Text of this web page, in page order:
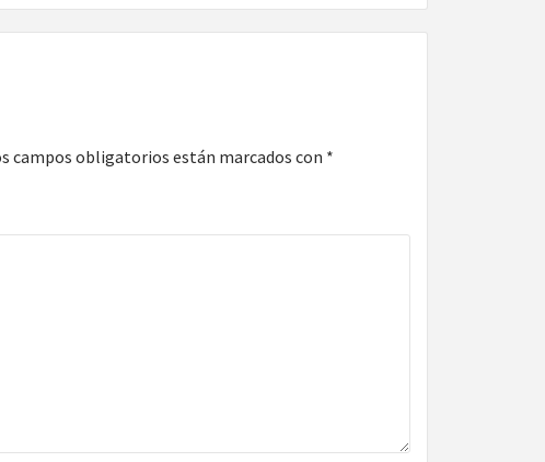
campos obligatorios están marcados con *